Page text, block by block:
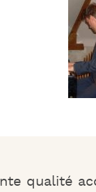
qualité